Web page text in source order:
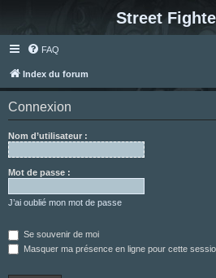
Street
FAQ
Index du forum
Connexion
Nom d’utilisateur :
Mot de passe :
J’ai oublié mon mot de passe
Se souvenir de moi
Masquer ma présence en ligne pour cette